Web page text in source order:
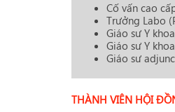
Cố vấn cao
Trưởng Labo
Giáo sư Y
Giáo sư Y
Giáo sư
THÀNH VIÊN HỘI